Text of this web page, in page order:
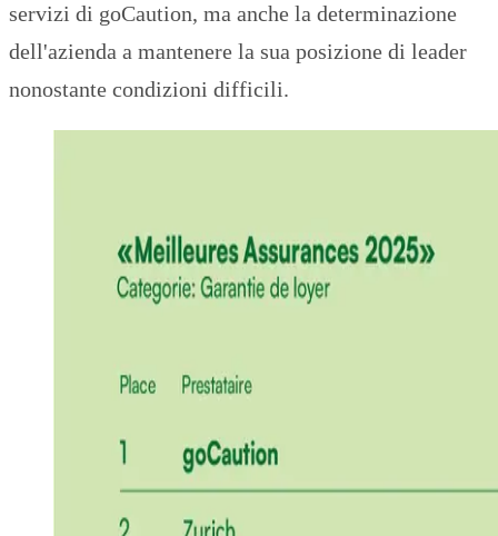
servizi di goCaution, ma anche la determinazione
dell'azienda a mantenere la sua posizione di leader
nonostante condizioni difficili.